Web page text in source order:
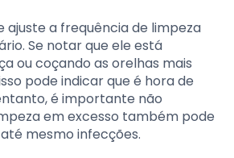
ajuste a frequência de limpeza
Se notar que ele está
ou coçando as orelhas mais
pode indicar que é hora de
é importante não
em excesso também pode
mesmo infecções.